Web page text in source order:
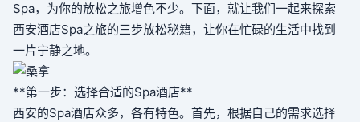
Spa，为你的放松之旅增色不少。下面，就让我们一起来探索
西安酒店Spa之旅的三步放松秘籍，让你在忙碌的生活中找到
一片宁静之地。
**第一步：选择合适的Spa酒店**
西安的Spa酒店众多，各有特色。首先，根据自己的需求选择